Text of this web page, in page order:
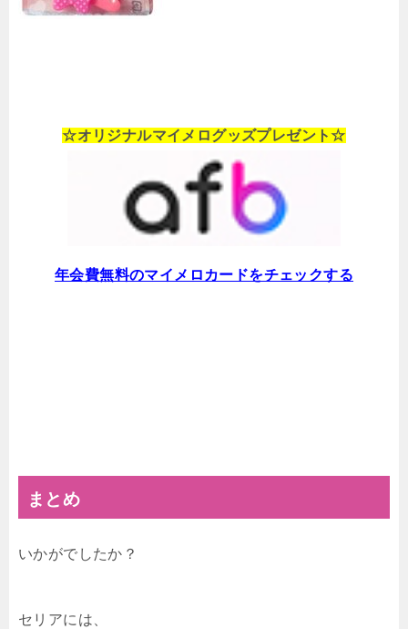
☆オリジナルマイメログッズプレゼント☆
年会費無料のマイメロカードをチェックする
まとめ
いかがでしたか？
セリアには、